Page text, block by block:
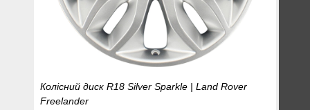
Колісний диск R18 Silver Sparkle | Land Rover
Freelander